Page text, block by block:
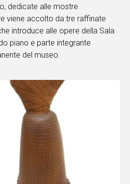
dedicate alle mostre
viene accolto da tre raffinate
introduce alle opere della Sala
piano e parte integrante
del museo.